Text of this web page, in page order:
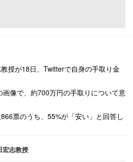
授が18日、Twitterで自身の手取り金
像で、約700万円の手取りについて意
票のうち、55%が「安い」と回答し
志教授